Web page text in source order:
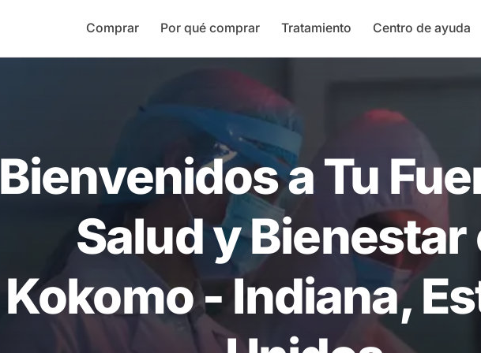
Comprar Por qué comprar Tratamiento Centro de ayuda
Bienvenidos a Tu
Salud y Bienestar
Kokomo - Indiana,